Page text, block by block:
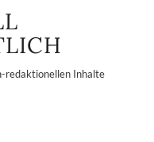
redaktionellen Inhalte